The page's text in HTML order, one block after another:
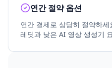
연간 절약 옵션
연간 결제로 상당히 절약하
레딧과 낮은 AI 영상 생성기